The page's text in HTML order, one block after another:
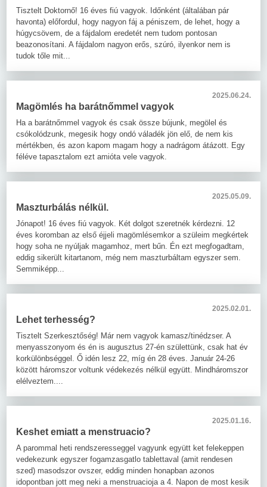
Tisztelt Doktornő! 16 éves fiú vagyok. Időnként (általában pár
havonta) előfordul, hogy nagyon fáj a péniszem, de lehet, hogy a
húgycsövem, de a fájdalom eredetét nem tudom pontosan
beazonosítani. A fájdalom nagyon erős, szúró, ilyenkor nem is
tudok tőle mit...
2025.06.24.
Magömlés ha barátnőmmel vagyok
Ha a barátnőmmel vagyok és csak össze bújunk, megölel és
csókolódzunk, megesik hogy ondó váladék jön elő, de nem kis
mértékben, és azon kapom magam hogy a nadrágom átázott. Egy
féléve tapasztalom ezt amióta vele vagyok.
2025.05.09.
Maszturbálás nélkül.
Jónapot! 16 éves fiú vagyok. Két dolgot szeretnék kérdezni. 12
éves koromban az első éjjeli magömlésemkor a szüleim megkértek
hogy soha ne nyúljak magamhoz, mert bűn. Én ezt megfogadtam,
eddig sikerült kitartanom, még nem maszturbáltam egyszer sem.
Semmiképp...
2025.02.01.
Lehet terhesség?
Tisztelt Szerkesztőség! Már nem vagyok kamasz/tinédzser. A
menyasszonyom és én is augusztus 27-én születtünk, csak hat év
korkülönbséggel. Ő idén lesz 22, míg én 28 éves. Január 24-26
között háromszor voltunk védekezés nélkül együtt. Mindháromszor
elélveztem....
2025.01.16.
Keshet emiatt a menstruacio?
A parommal heti rendszeresseggel vagyunk együtt ket felekeppen
vedekezunk egyszer fogamzasgatlo tablettaval (amit rendesen
szed) masodszor ovszer, eddig minden honapban azonos
idopontban jott meg neki a menstruacioja a 4. Napon de most kesik